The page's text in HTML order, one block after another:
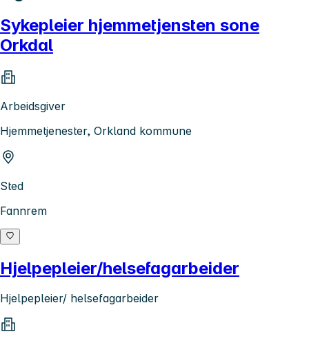
Sykepleier hjemmetjensten sone
Orkdal
Arbeidsgiver
Hjemmetjenester, Orkland kommune
Sted
Fannrem
Hjelpepleier/helsefagarbeider
Hjelpepleier/ helsefagarbeider